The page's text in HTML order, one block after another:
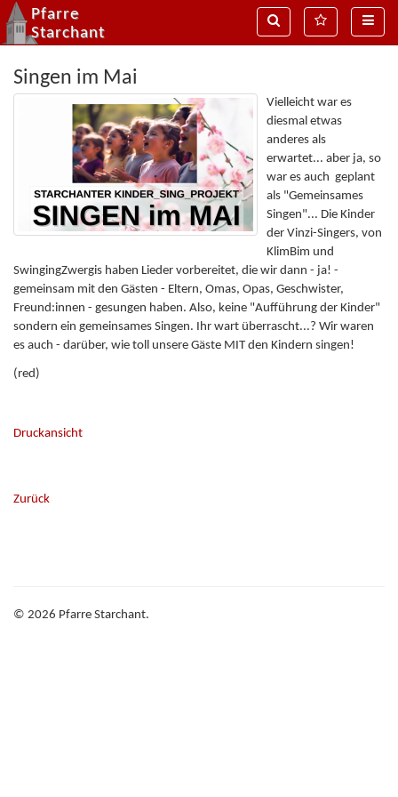
MenÃ¼
Suche
Pfarre
Starchant
Singen im Mai
Vielleicht war es
diesmal etwas
anderes als
erwartet... aber ja, so
war es auch geplant
als "Gemeinsames
Singen"... Die Kinder
der Vinzi-Singers, von
KlimBim und
SwingingZwergis haben Lieder vorbereitet, die wir dann - ja! -
gemeinsam mit den Gästen - Eltern, Omas, Opas, Geschwister,
Freund:innen - gesungen haben. Also, keine "Aufführung der Kinder"
sondern ein gemeinsames Singen. Ihr wart überrascht...? Wir waren
es auch - darüber, wie toll unsere Gäste MIT den Kindern singen!
(red)
Druckansicht
Zurück
© 2026 Pfarre Starchant.